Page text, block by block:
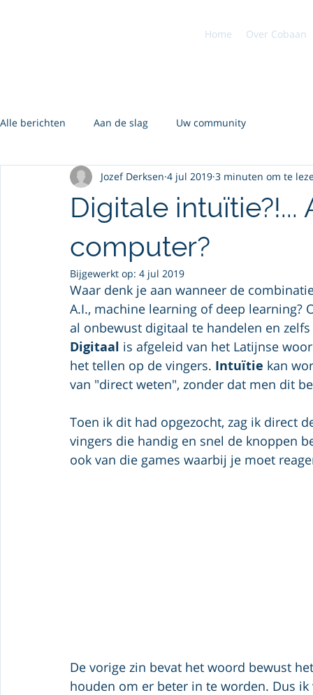
Home Over Cobaan
Alle berichten Aan de slag Uw community
Digitale intuïtie?!...
computer?
Jozef Derksen 4 jul 2019 3 minuten om te
Bijgewerkt op: 4 jul 2019
Waar denk je aan wanneer de
A.I., machine learning of deep
al onbewust digitaal te handelen en
Digitaal is afgeleid van het Latijnse
het tellen op de vingers. Intuïtie kan
van "direct weten", zonder dat men dit
Toen ik dit had opgezocht, zag ik direct
vingers die handig en snel de knoppen
ook van die games waarbij je moet
De vorige zin bevat het woord bewust
houden om er beter in te worden. Dus